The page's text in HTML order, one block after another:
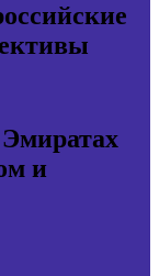
и